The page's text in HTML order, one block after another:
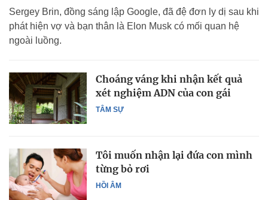
Sergey Brin, đồng sáng lập Google, đã đệ đơn ly dị sau khi
phát hiện vợ và bạn thân là Elon Musk có mối quan hệ
ngoài luồng.
TÂM SỰ
Choáng váng khi nhận kết quả
xét nghiệm ADN của con gái
HỒI ÂM
Tôi muốn nhận lại đứa con mình
từng bỏ rơi